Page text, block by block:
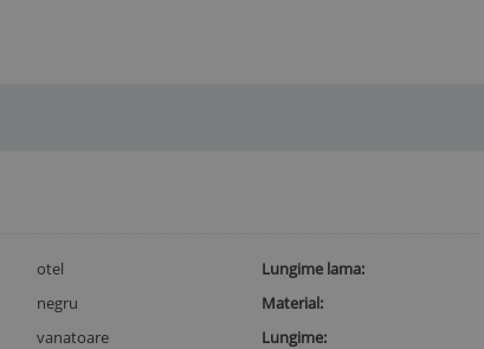
otel Lungime lama
negru Material
vanatoare Lungime